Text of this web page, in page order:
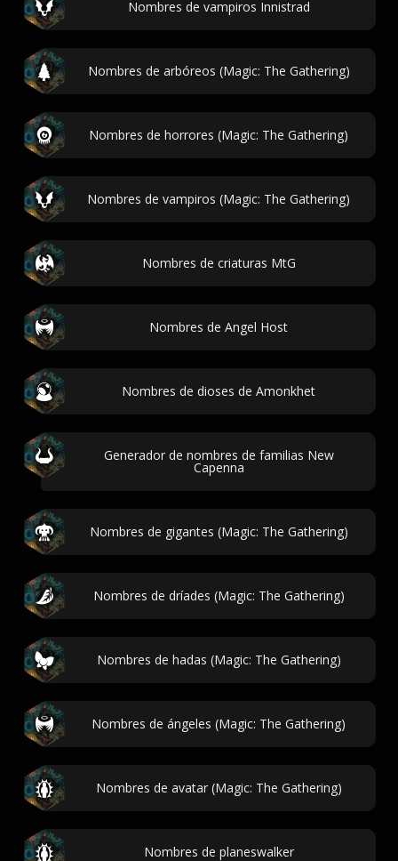
Nombres de vampiros Innistrad
Nombres de arbóreos (Magic: The Gathering)
Nombres de horrores (Magic: The Gathering)
Nombres de vampiros (Magic: The Gathering)
Nombres de criaturas MtG
Nombres de Angel Host
Nombres de dioses de Amonkhet
Generador de nombres de familias New
Capenna
Nombres de gigantes (Magic: The Gathering)
Nombres de dríades (Magic: The Gathering)
Nombres de hadas (Magic: The Gathering)
Nombres de ángeles (Magic: The Gathering)
Nombres de avatar (Magic: The Gathering)
Nombres de planeswalker